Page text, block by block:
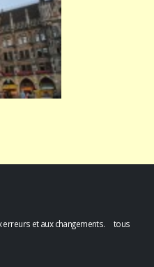
erreurs et aux changements. tous